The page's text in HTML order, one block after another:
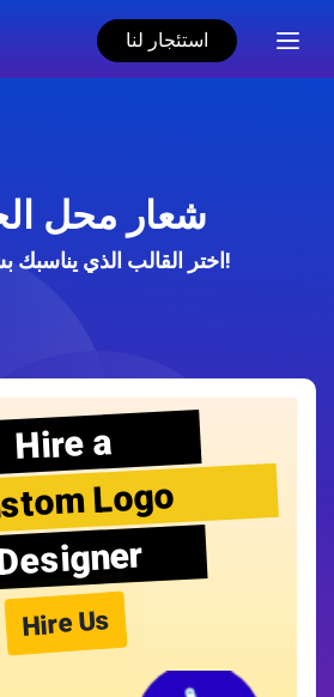
استئجار لنا
شعار محل
اختر القالب الذي يناسبك بشكل أفضل!
Hire a
Logo
Hire Us